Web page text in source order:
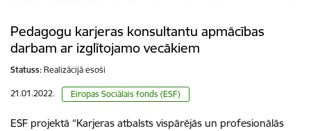
Pedagogu karjeras konsultantu apmācības
darbam ar izglītojamo vecākiem
Statuss: Realizācijā esoši
21.01.2022. Eiropas Sociālais fonds (ESF)
ESF projektā “Karjeras atbalsts vispārējās un profesionālās